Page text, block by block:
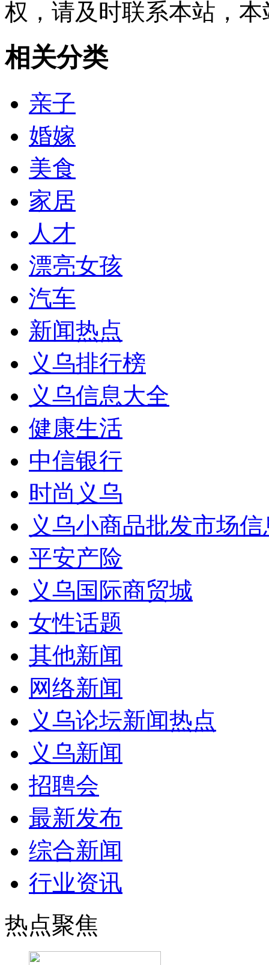
权，请及时联系本站，
相关分类
亲子
婚嫁
美食
家居
人才
漂亮女孩
汽车
新闻热点
义乌排行榜
义乌信息大全
健康生活
中信银行
时尚义乌
义乌小商品批发市场
平安产险
义乌国际商贸城
女性话题
其他新闻
网络新闻
义乌论坛新闻热点
义乌新闻
招聘会
最新发布
综合新闻
行业资讯
热点聚焦